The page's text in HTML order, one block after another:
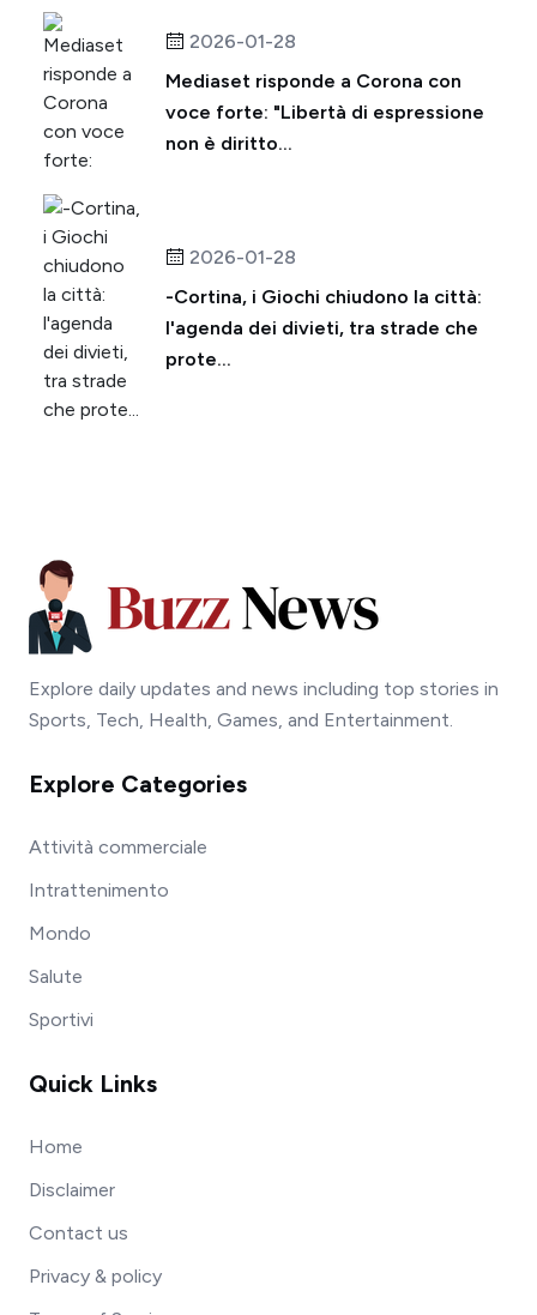
2026-01-28
Mediaset risponde a Corona con
voce forte: "Libertà di espressione
non è diritto...
2026-01-28
-Cortina, i Giochi chiudono la città:
l'agenda dei divieti, tra strade che
prote...
Explore daily updates and news including top stories in
Sports, Tech, Health, Games, and Entertainment.
Explore Categories
Attività commerciale
Intrattenimento
Mondo
Salute
Sportivi
Quick Links
Home
Disclaimer
Contact us
Privacy & policy